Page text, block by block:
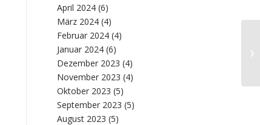
April 2024 (6)
März 2024 (4)
Februar 2024 (4)
Januar 2024 (6)
Dezember 2023 (4)
November 2023 (4)
Oktober 2023 (5)
September 2023 (5)
August 2023 (5)